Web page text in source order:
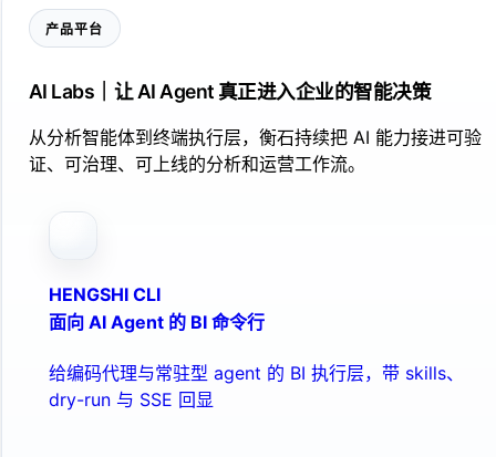
产品平台
AI Labs｜让 AI Agent 真正进入企业的智能决策
从分析智能体到终端执行层，衡石持续把 AI 能力接进可验
证、可治理、可上线的分析和运营工作流。
HENGSHI CLI
面向 AI Agent 的 BI 命令行
给编码代理与常驻型 agent 的 BI 执行层，带 skills、
dry-run 与 SSE 回显